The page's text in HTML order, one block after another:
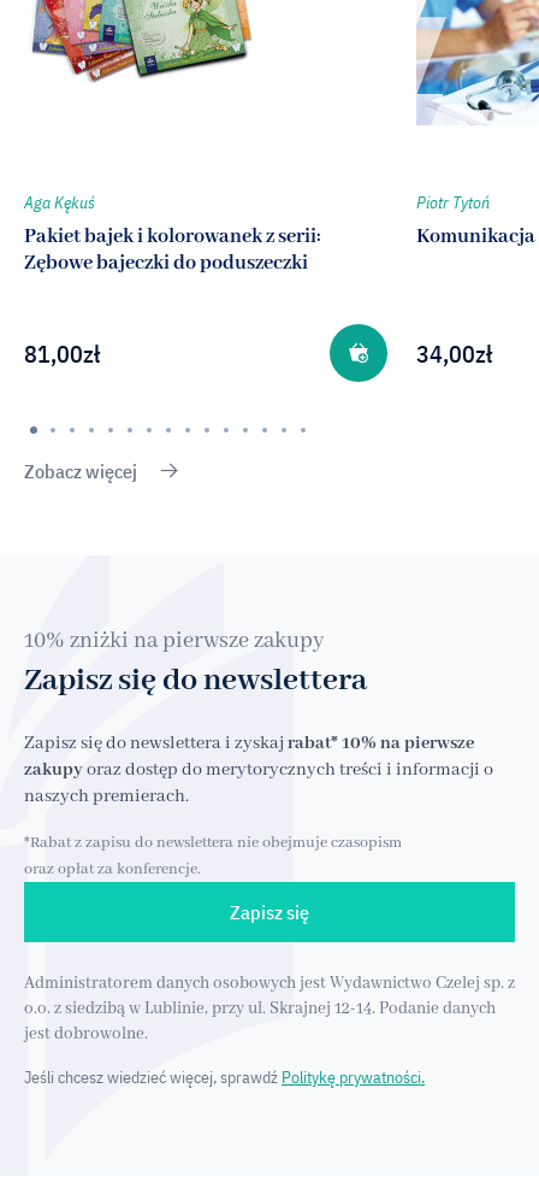
Aga Kękuś
Pakiet bajek i kolorowanek z serii:
Zębowe bajeczki do poduszeczki
81,00zł
Piotr Tytoń
Komunikacja
34,00zł
Zobacz więcej
10% zniżki na pierwsze zakupy
Zapisz się do newslettera
Zapisz się do newslettera i zyskaj rabat* 10% na pierwsze
zakupyoraz dostęp do merytorycznych treści i informacji o
naszych premierach.
*Rabat z zapisu do newslettera nie obejmuje czasopism
oraz opłat za konferencje.
Zapisz się
Administratorem danych osobowych jest Wydawnictwo Czelej sp. z
o.o. z siedzibą w Lublinie, przy ul. Skrajnej 12-14. Podanie danych
jest dobrowolne.
Jeśli chcesz wiedzieć więcej, sprawdź Politykę prywatności.